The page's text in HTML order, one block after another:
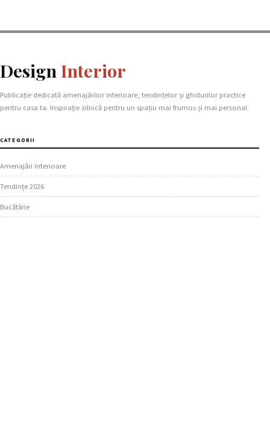
Design Interior
Publicație dedicată amenajărilor interioare, tendințelor și ghidurilor practice
pentru casa ta. Inspirație zilnică pentru un spațiu mai frumos și mai personal.
CATEGORII
Amenajări Interioare
Tendințe 2026
Bucătărie